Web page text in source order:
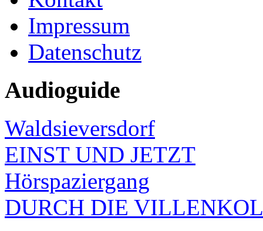
Impressum
Datenschutz
Audioguide
Waldsieversdorf
EINST UND JETZT
Hörspaziergang
DURCH DIE